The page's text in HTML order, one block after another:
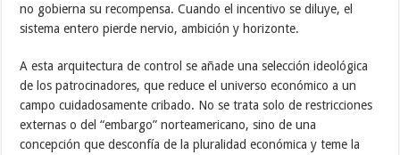
no gobierna su recompensa. Cuando el incentivo se diluye, el
sistema entero pierde nervio, ambición y horizonte.
A esta arquitectura de control se añade una selección ideológica
de los patrocinadores, que reduce el universo económico a un
campo cuidadosamente cribado. No se trata solo de restricciones
externas o del “embargo” norteamericano, sino de una
concepción que desconfía de la pluralidad económica y teme la